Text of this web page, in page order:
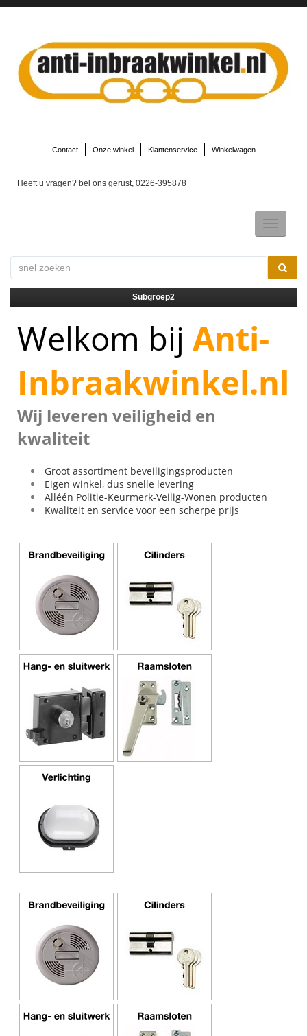
Contact Onze winkel Klantenservice Winkelwagen
Heeft u vragen? bel ons gerust, 0226-395878
Toggle
Subgroep2
Welkom bij Anti-
Inbraakwinkel.nl
Wij leveren veiligheid en
kwaliteit
Groot assortiment beveiligingsproducten
Eigen winkel, dus snelle levering
Alléén Politie-Keurmerk-Veilig-Wonen producten
Kwaliteit en service voor een scherpe prijs